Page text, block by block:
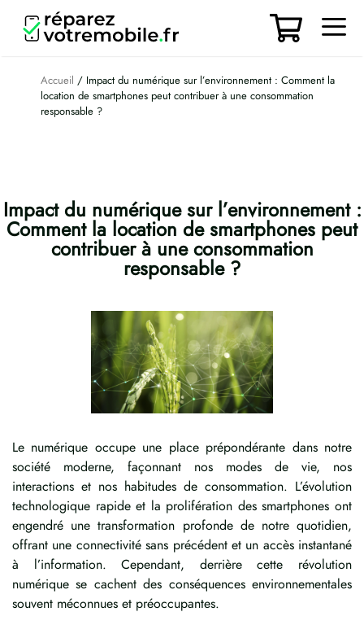
contenu
Accueil / Impact du numérique sur l’environnement : Comment la
location de smartphones peut contribuer à une consommation
responsable ?
Impact du numérique sur l’environnement :
Comment la location de smartphones peut
contribuer à une consommation
responsable ?
Le numérique occupe une place prépondérante dans notre
société moderne, façonnant nos modes de vie, nos
interactions et nos habitudes de consommation. L’évolution
technologique rapide et la prolifération des smartphones ont
engendré une transformation profonde de notre quotidien,
offrant une connectivité sans précédent et un accès instantané
à l’information. Cependant, derrière cette révolution
numérique se cachent des conséquences environnementales
souvent méconnues et préoccupantes.